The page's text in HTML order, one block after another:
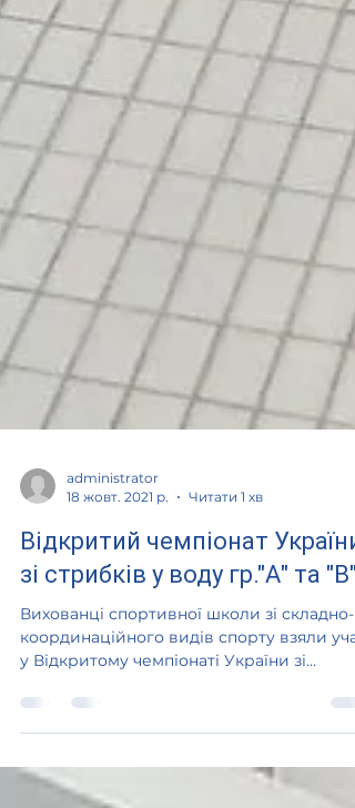
administrator
Відкритий чемпіонат України
зі стрибків у воду гр."А" та "В"
Вихованці спортивної школи зі складно-
координаційного видів спорту взяли
стрибків у воду